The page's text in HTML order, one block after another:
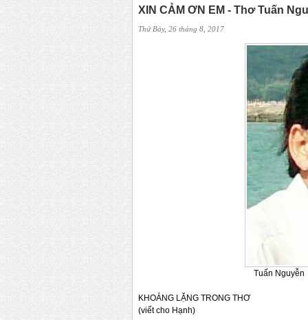
XIN CẢM ƠN EM - Thơ Tuấn
Thứ Bảy, 26 tháng 8, 2017
Tuấn Nguyễn
KHOẢNG LẶNG TRONG THƠ
(viết cho Hạnh)